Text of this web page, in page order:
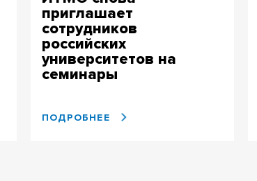
приглашает
сотрудников
российских
университетов на
семинары
ПОДРОБНЕЕ